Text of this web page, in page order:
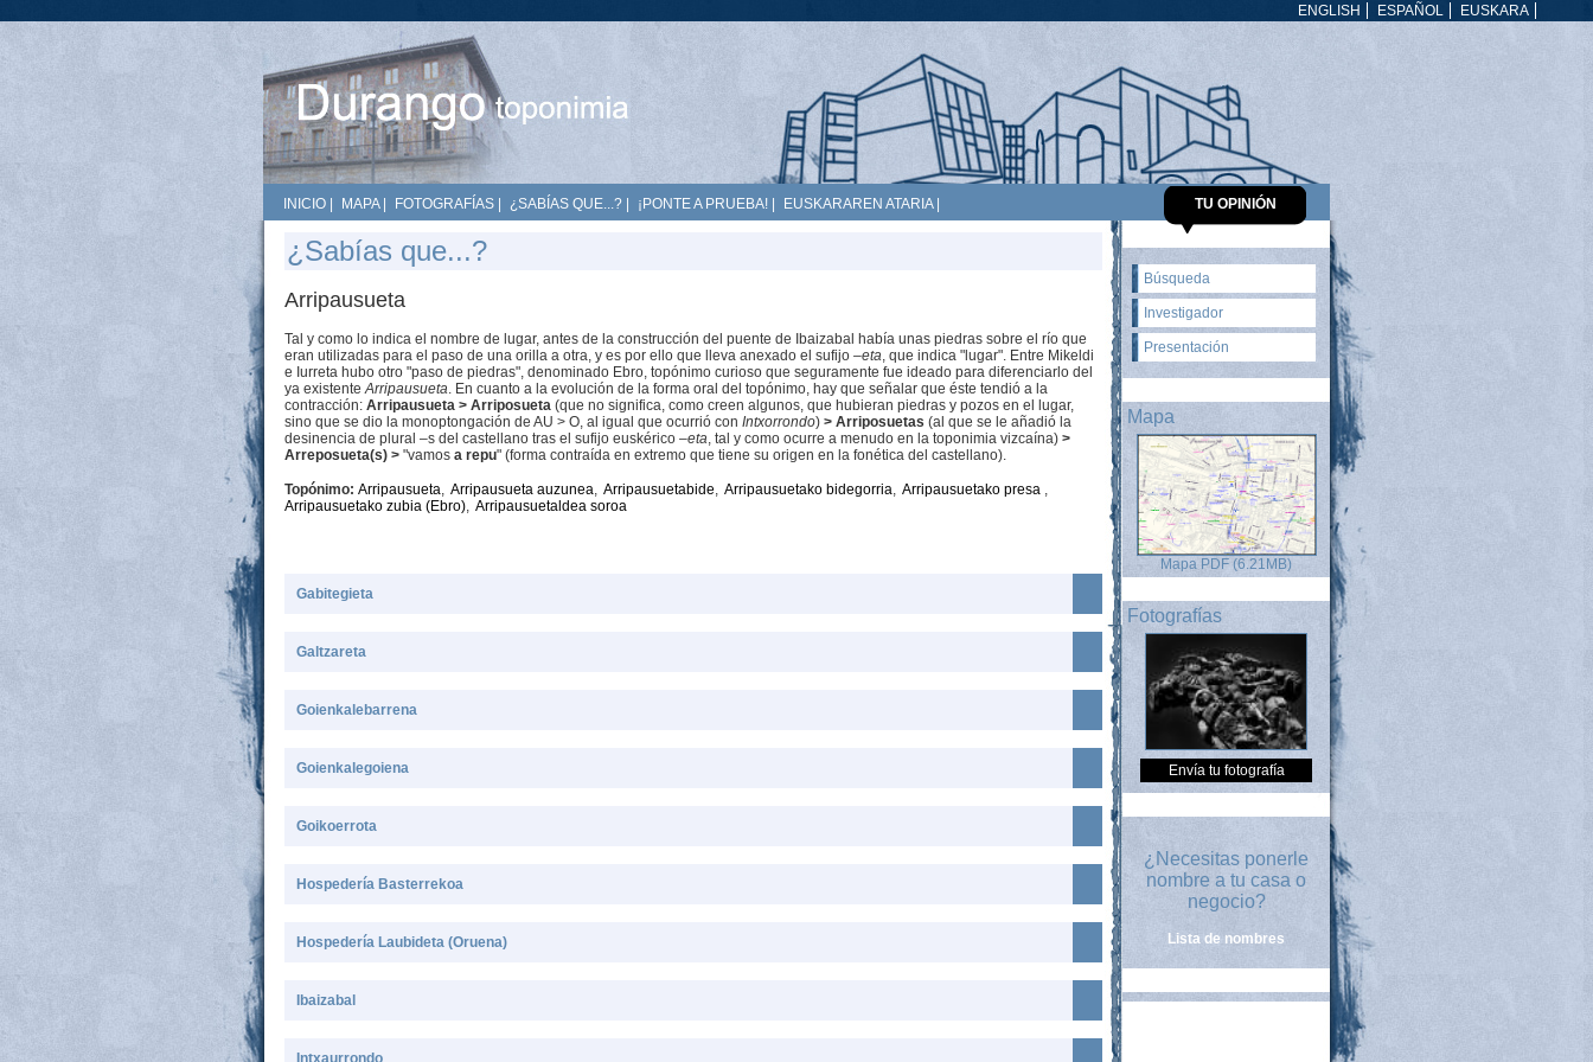
EUSKARA
ESPAÑOL
ENGLISH
INICIO MAPA| FOTOGRAFÍAS ¿SABÍAS QUE...? ¡PONTE A PRUEBA! EUSKARAREN ATARIA| TU OPINIÓN
¿Sabías que...?
Arripausueta
Tal y como lo indica el nombre de lugar, antes de la construcción del puente de Ibaizabal había unas piedras sobre el río que
eran utilizadas para el paso de una orilla a otra, y es por ello que lleva anexado el sufijo –eta, que indica "lugar". Entre Mikeldi
e Iurreta hubo otro "paso de piedras", denominado Ebro, topónimo curioso que seguramente fue ideado para diferenciarlo del
ya existenteArripausueta. En cuanto a la evolución de la forma oral del topónimo, hay que señalar que éste tendió a la
contracción: Arripausueta > Arriposueta (que no significa, como creen algunos, que hubieran piedras y pozos en el lugar,
sino que se dio la monoptongación de AU > O, al igual que ocurrió con Intxorrondo) > Arriposuetas (al que se le añadió la
desinencia de plural –s del castellano tras el sufijo euskérico –eta, tal y como ocurre a menudo en la toponimia vizcaína) >
Arreposueta(s) > "vamos a repu" (forma contraída en extremo que tiene su origen en la fonética del castellano).
Topónimo: Arripausueta, Arripausueta auzunea, Arripausuetabide, Arripausuetako bidegorria, Arripausuetako presa ,
Arripausuetako zubia (Ebro), Arripausuetaldea soroa
Gabitegieta
Galtzareta
Goienkalebarrena
Goienkalegoiena
Goikoerrota
Hospedería Basterrekoa
Hospedería Laubideta (Oruena)
Ibaizabal
Intxaurrondo
Búsqueda
Investigador
Presentación
Mapa
Mapa PDF (6.21MB)
Fotografías
Envía tu fotografía
¿Necesitas ponerle
nombre a tu casa o
negocio?
Lista de nombres